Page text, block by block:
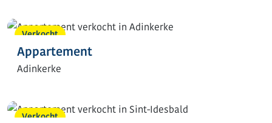
Verkocht
Appartement
Adinkerke
Verkocht